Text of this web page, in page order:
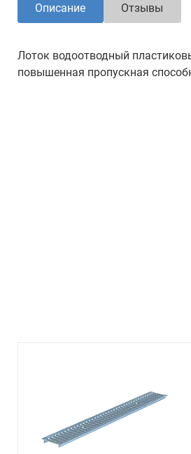
Описание Отзывы
Лоток водоотводный
повышенная пропускная